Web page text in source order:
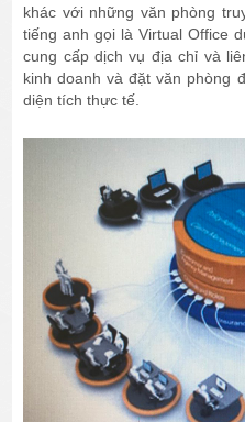
khác với những văn phòng
tiếng anh gọi là Virtual Office
cung cấp dịch vụ địa chỉ và
kinh doanh và đặt văn phòng
diện tích thực tế.